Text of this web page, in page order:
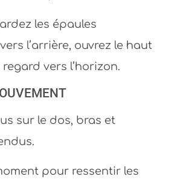
les épaules
l’arrière, ouvrez le haut
vers l’horizon.
sur le dos, bras et
pour ressentir les